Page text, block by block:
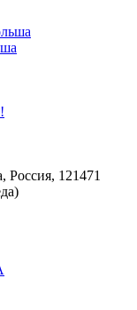
Россия, 121471